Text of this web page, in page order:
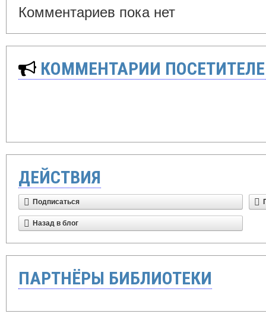
Комментариев пока нет
КОММЕНТАРИИ
ДЕЙСТВИЯ
Подписаться
Назад в блог
ПАРТНЁРЫ БИБЛИОТЕКИ